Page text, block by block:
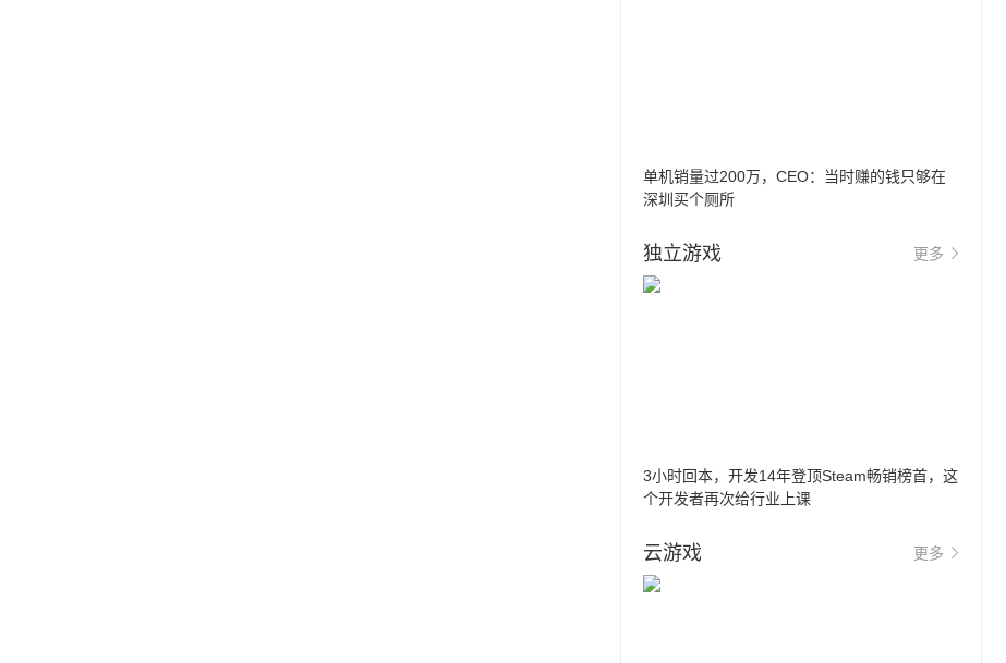
单机销量过200万，CEO：当时赚的钱只够在
深圳买个厕所
独立游戏 更多
3小时回本，开发14年登顶Steam畅销榜首，这
个开发者再次给行业上课
云游戏 更多